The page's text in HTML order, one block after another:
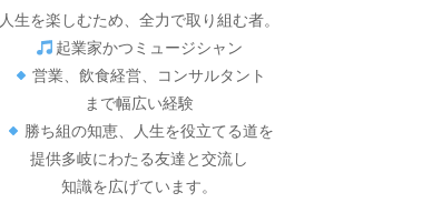
人生を楽しむため、全力で取り組む者。
起業家かつミュージシャン
営業、飲食経営、コンサルタント
まで幅広い経験
勝ち組の知恵、人生を役立てる道を
提供多岐にわたる友達と交流し
知識を広げています。